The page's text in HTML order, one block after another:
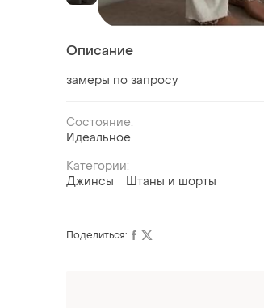
Описание
замеры по запросу
Состояние:
Идеальное
Категории:
Джинсы
Штаны и шорты
Поделиться: